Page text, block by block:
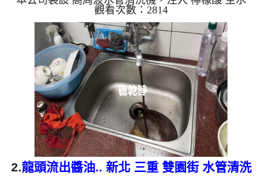
管，等了約15分，開啟 水管清洗機 ，啟動 螺旋波 模
式，一洗水管就流出黑色髒水，越來越黑，就像是挖
到石油，四個多小時後，出水變乾淨出水量也變大
了。 如是自來水，如水管老化，會產生鐵鏽跟泥沙
堆積，洗出來的水就會是咖啡色，地下水含有氧化
錳，管壁上會結成黑色管垢，洗出來的水會跟石油一
樣黑，有些洗出綠色的水，是因為裡面有銅的物質，
生鏽產生銅綠，如是藍色...
觀看次數：2814
2.龍頭流出醬油.. 新北 三重 雙園街 水管清洗